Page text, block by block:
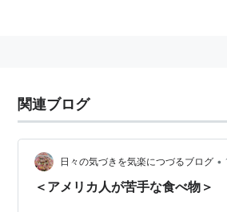
関連ブログ
日々の気づきを気楽につづるブログ •
＜アメリカ人が苦手な食べ物＞